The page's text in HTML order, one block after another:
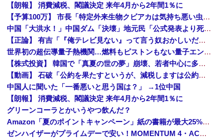
【朗報】 消費減税、閣議決定 来年4月から2年間1％に
【予算100万】 市長「特定外来生物クビアカは気持ち悪い虫だしそんな需要ないと思う」1匹300円相当の報奨金→初日に42万取られ焦り
中国「大洪水！」中国ダム「決壊」地元民「公式発表より死者多い！」中国政府「住民拘束！（安否不明」中国当局「救助隊動画も削除」台風13号「三峡ダム接近中」→
【正論】 有吉「『俺テレビ見ない』って言う奴おかしいだろ。団子屋で『団子食べない』って言うか？」
世界初の超伝導量子熱機関…燃料もピストンもない量子エンジンが回った！
【株式投資】 韓国で「真夏の世の夢」崩壊、若者中心に多くの人が「人生オワタ」―中国メディア
【動画】 石破「公約を果たすというが、減税しますは公約ではない。検討を加速するというのが公約だ」
中国人に聞いた「一番悪いと思う国は？」 →1位中国
【朗報】 消費減税、閣議決定 来年4月から2年間1％に
グリーンコーラとかいうやつ飲んだ？
Amazon「夏のポイントキャンペーン」紙の書籍が最大25%ポイント還元 対象と条件を整理（2026年7月）
ゼンハイザーがプライムデーで安い！MOMENTUM 4・ACCENTUMなど対象モデルまとめ！